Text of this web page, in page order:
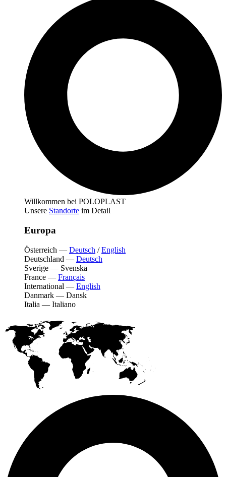
Willkommen bei POLOPLAST
Unsere Standorte im Detail
Europa
Österreich — Deutsch /English
Deutschland — Deutsch
Sverige — Svenska
France — Français
International — English
Danmark — Dansk
Italia — Italiano